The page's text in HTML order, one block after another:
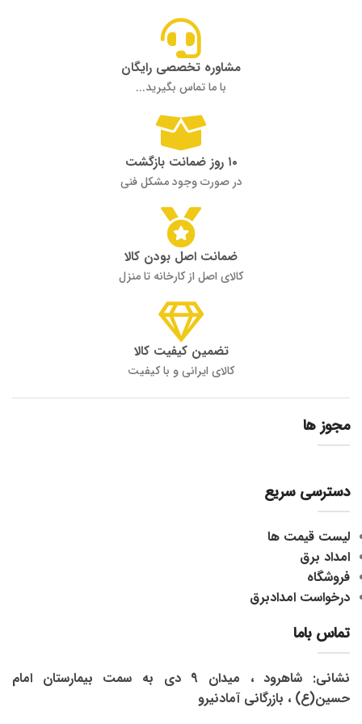
مشاوره تخصصی رایگان
با ما تماس بگیرید...
۱۰ روز ضمانت بازگشت
در صورت وجود مشکل فنی
ضمانت اصل بودن کالا
کالای اصل از کارخانه تا منزل
تضمین کیفیت کالا
کالای ایرانی و با کیفیت
مجوز ها
دسترسی سریع
لیست قیمت ها
امداد برق
فروشگاه
درخواست امدادبرق
تماس باما
نشانی: شاهرود ، میدان 9 دی به سمت بیمارستان امام
حسین(ع) ، بازرگانی آمادنیرو